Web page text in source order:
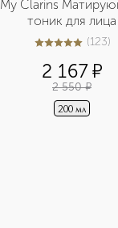
My Clarins
тоник для лица
5из 5123 (123)
2 167¤
2 550 ¤
200 мл